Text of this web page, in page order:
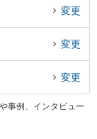
面談予約したい』
変更
変更
変更
事例、インタビュー